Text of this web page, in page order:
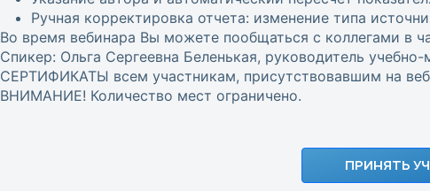
Ручная корректировка отчета: изменение типа
Во время вебинара Вы можете пообщаться с коллегами в
Спикер: Ольга Сергеевна Беленькая, руководитель
СЕРТИФИКАТЫ всем участникам, присутствовавшим на
ВНИМАНИЕ! Количество мест ограничено.
ПРИНЯТЬ